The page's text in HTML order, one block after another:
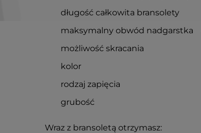
długość całkowita bransolety
maksymalny obwód nadgarstka
możliwość skracania
kolor
rodzaj zapięcia
grubość
Wraz z bransoletą otrzymasz: